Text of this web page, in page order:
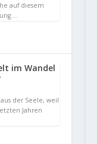
auf diesem
im Wandel
der Seele, weil
Jahren